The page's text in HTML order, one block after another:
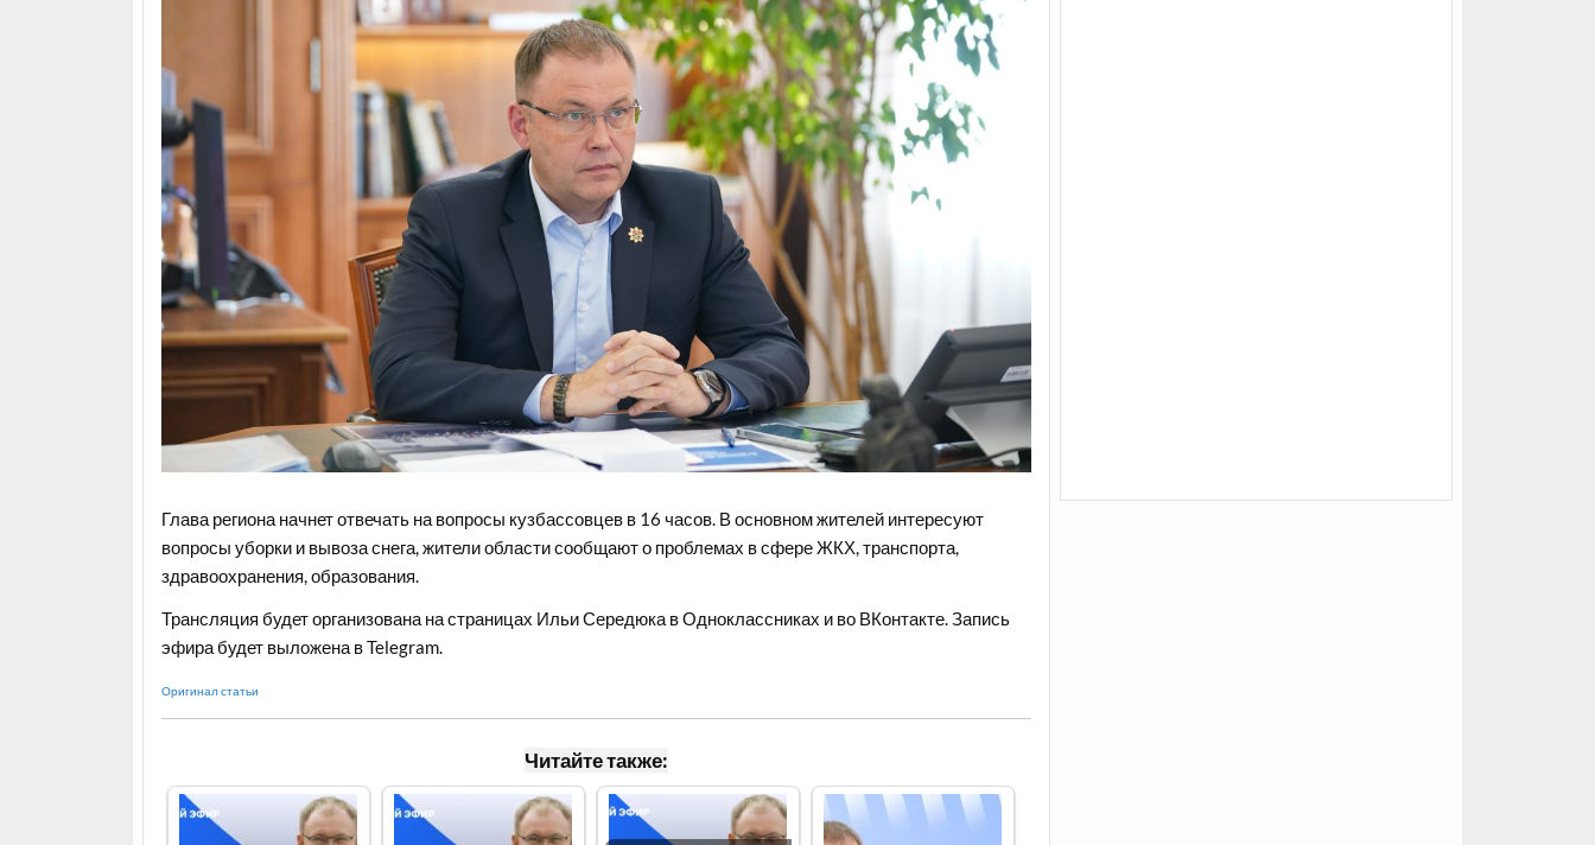
Глава региона начнет отвечать на вопросы кузбассовцев в 16 часов. В основном жителей интересуют
вопросы уборки и вывоза снега, жители области сообщают о проблемах в сфере ЖКХ, транспорта,
здравоохранения, образования.
Трансляция будет организована на страницах Ильи Середюка в Одноклассниках и во ВКонтакте. Запись
эфира будет выложена в Telegram.
Оригинал статьи
Читайте также: